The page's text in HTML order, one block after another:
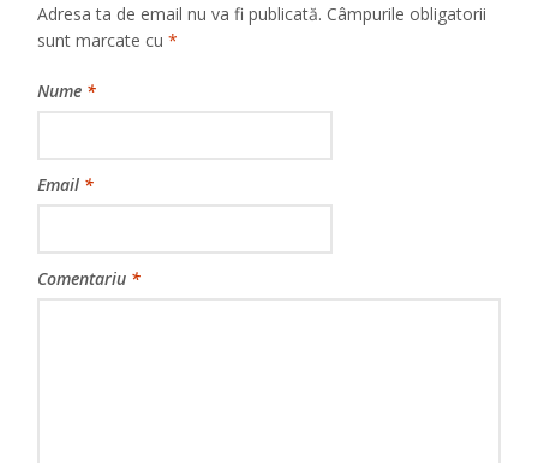
Adresa ta de email nu va fi publicată. Câmpurile obligatorii
sunt marcate cu*
Nume *
Email *
Comentariu *